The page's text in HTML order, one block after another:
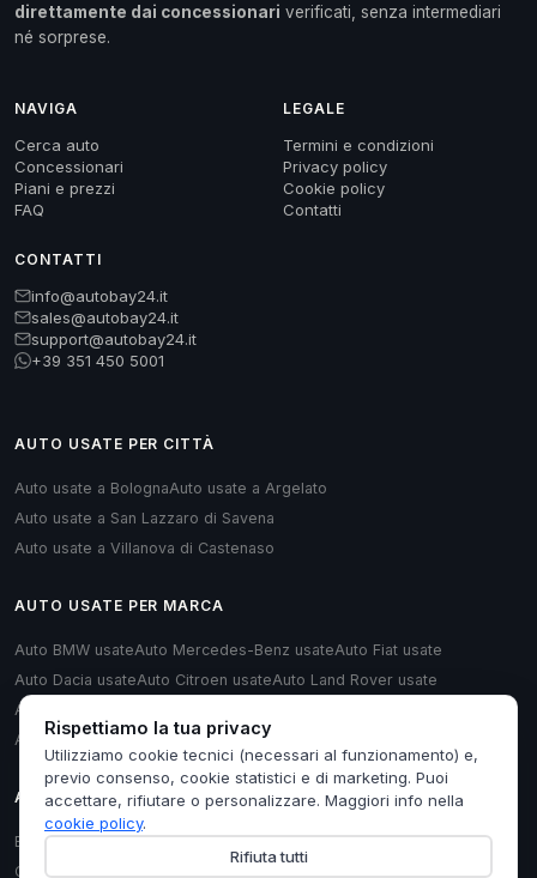
direttamente dai concessionari verificati, senza intermediari
né sorprese.
NAVIGA
Cerca auto
Concessionari
Piani e prezzi
FAQ
LEGALE
Termini e condizioni
Privacy policy
Cookie policy
Contatti
CONTATTI
info@autobay24.it
sales@autobay24.it
support@autobay24.it
+39 351 450 5001
AUTO USATE PER CITTÀ
Auto usate a BolognaAuto usate a Argelato
Auto usate a San Lazzaro di Savena
Auto usate a Villanova di Castenaso
AUTO USATE PER MARCA
Auto BMW usateAuto Mercedes-Benz usateAuto Fiat usate
Auto Dacia usateAuto Citroen usateAuto Land Rover usate
Auto Renault usate
Auto Audi usate
AUTO USATE PER TIPOLOGIA
Berlina usateMonovolume usateStation Wagon usateCabrio usate
Coupé usate
Rispettiamo la tua privacy
Utilizziamo cookie tecnici (necessari al funzionamento) e,
previo consenso, cookie statistici e di marketing. Puoi
accettare, rifiutare o personalizzare. Maggiori info nella
cookie policy.
Rifiuta tutti